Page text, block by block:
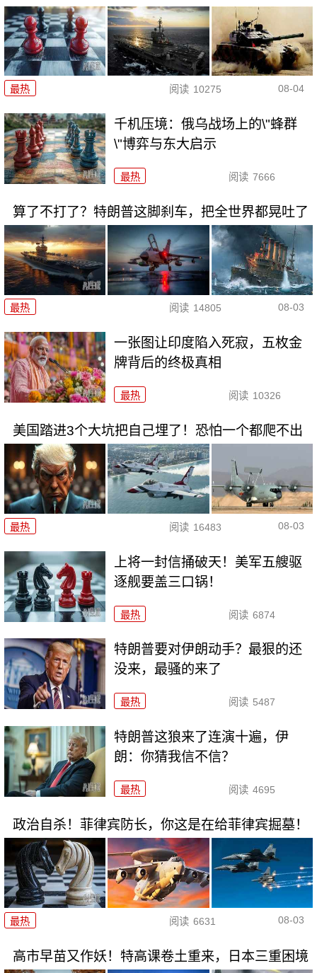
最热 阅读 10275 08-04
千机压境：俄乌战场上的\"蜂群
\"博弈与东大启示
最热 阅读 7666
算了不打了？特朗普这脚刹车，把全世界都晃吐了
最热 阅读 14805 08-03
一张图让印度陷入死寂，五枚金
牌背后的终极真相
最热 阅读 10326
美国踏进3个大坑把自己埋了！恐怕一个都爬不出
最热 阅读 16483 08-03
上将一封信捅破天！美军五艘驱
逐舰要盖三口锅！
最热 阅读 6874
特朗普要对伊朗动手？最狠的还
没来，最骚的来了
最热 阅读 5487
特朗普这狼来了连演十遍，伊
朗：你猜我信不信？
最热 阅读 4695
政治自杀！菲律宾防长，你这是在给菲律宾掘墓！
最热 阅读 6631 08-03
高市早苗又作妖！特高课卷土重来，日本三重困境